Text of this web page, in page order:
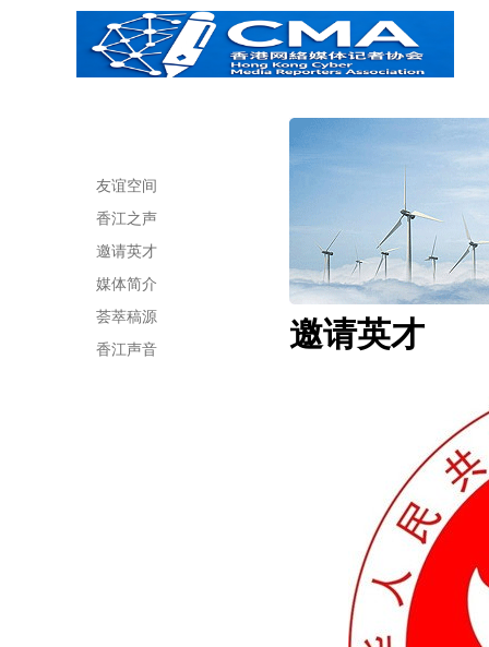
友谊空间
香江之声
邀请英才
媒体简介
荟萃稿源
香江声音
邀请英才